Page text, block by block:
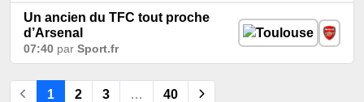
Un ancien du TFC tout proche
d’Arsenal
07:40 par Sport.fr
1 2 3 … 40